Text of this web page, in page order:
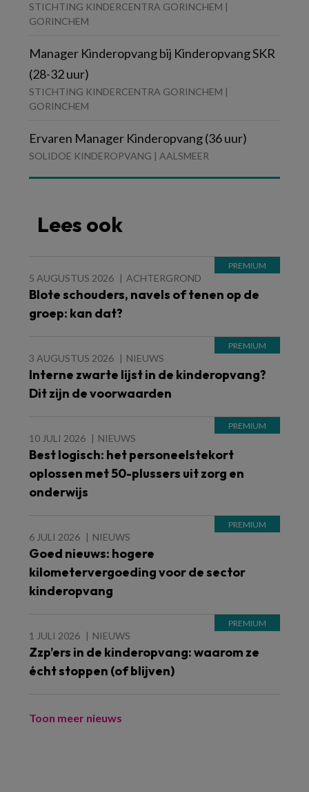
STICHTING KINDERCENTRA GORINCHEM |
GORINCHEM
Manager Kinderopvang bij Kinderopvang SKR
(28-32 uur)
STICHTING KINDERCENTRA GORINCHEM |
GORINCHEM
Ervaren Manager Kinderopvang (36 uur)
SOLIDOE KINDEROPVANG | AALSMEER
Lees ook
5 AUGUSTUS 2026 ACHTERGROND
Blote schouders, navels of tenen op de
groep: kan dat?
3 AUGUSTUS 2026 NIEUWS
Interne zwarte lijst in de kinderopvang?
Dit zijn de voorwaarden
10 JULI 2026 NIEUWS
Best logisch: het personeelstekort
oplossen met 50-plussers uit zorg en
onderwijs
6 JULI 2026 NIEUWS
Goed nieuws: hogere
kilometervergoeding voor de sector
kinderopvang
1 JULI 2026 NIEUWS
Zzp’ers in de kinderopvang: waarom ze
écht stoppen (of blijven)
Toon meer nieuws